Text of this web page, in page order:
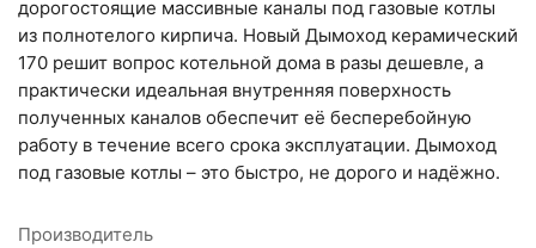
Самарская область, Волжский район, село
Преображенка, улица Ленинская, 75 (вывеска "Мир
кирпича")
пн-пт с 9:00 до 18:00, сб с 10:00 до 16:00
+7 (846) 215-18-18
+7 (993) 993-77-44
дорогостоящие массивные каналы под газовые котлы
из полнотелого кирпича. Новый Дымоход керамический
170 решит вопрос котельной дома в разы дешевле, а
практически идеальная внутренняя поверхность
полученных каналов обеспечит её бесперебойную
работу в течение всего срока эксплуатации. Дымоход
под газовые котлы – это быстро, не дорого и надёжно.
Производитель